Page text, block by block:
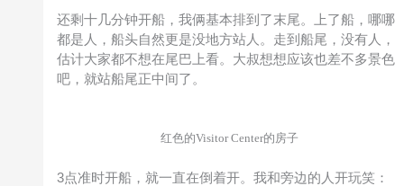
还剩十几分钟开船，我俩基本排到了末尾。上了船，哪哪
都是人，船头自然更是没地方站人。走到船尾，没有人，
估计大家都不想在尾巴上看。大叔想想应该也差不多景色
吧，就站船尾正中间了。
红色的Visitor Center的房子
3点准时开船，就一直在倒着开。我和旁边的人开玩笑：